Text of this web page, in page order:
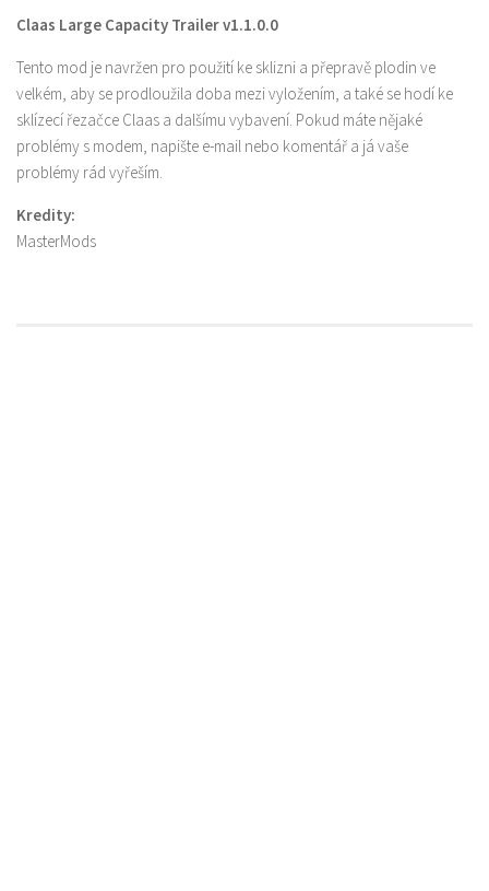
Claas Large Capacity Trailer v1.1.0.0
Tento mod je navržen pro použití ke sklizni a přepravě plodin ve
velkém, aby se prodloužila doba mezi vyložením, a také se hodí ke
sklízecí řezačce Claas a dalšímu vybavení. Pokud máte nějaké
problémy s modem, napište e-mail nebo komentář a já vaše
problémy rád vyřeším.
Kredity:
MasterMods